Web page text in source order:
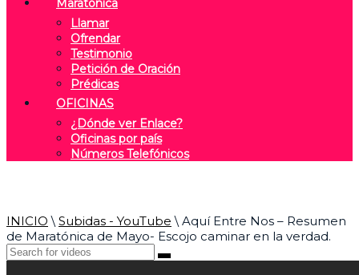
Maratónica
Llamar
Ofrendar
Testimonio
Petición de Oración
Prédicas
OFICINAS
¿Dónde ver Enlace?
Oficinas por país
Números Telefónicos
INICIO \ Subidas - YouTube \ Aquí Entre Nos – Resumen
de Maratónica de Mayo- Escojo caminar en la verdad.